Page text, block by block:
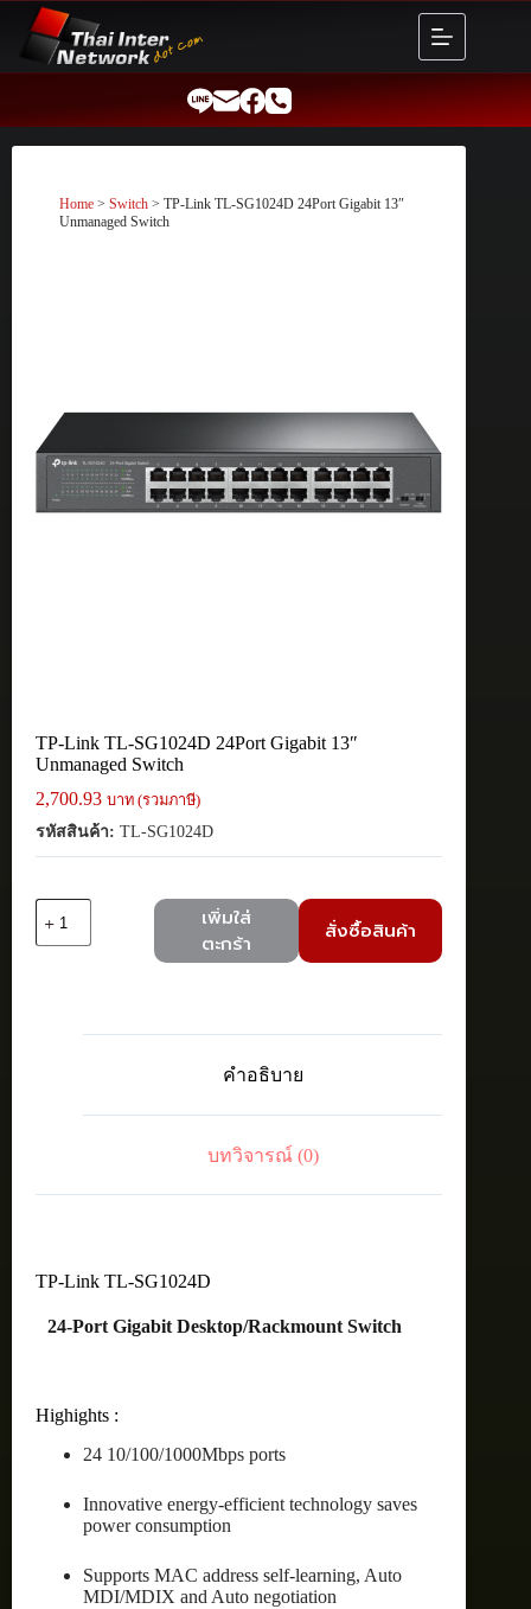
content
Home > Switch > TP-Link TL-SG1024D 24Port Gigabit 13″
Unmanaged Switch
TP-Link TL-SG1024D 24Port Gigabit 13″
Unmanaged Switch
2,700.93 บาท (รวมภาษี)
รหัสสินค้า: TL-SG1024D
TP-
Gigabit
เพิ่มใส่
ตะกร้า
สั่งซื้อสินค้า
คำอธิบาย
บทวิจารณ์ (0)
TP-Link TL-SG1024D
24-Port Gigabit Desktop/Rackmount Switch
Highights :
24 10/100/1000Mbps ports
Innovative energy-efficient technology saves
power consumption
Supports MAC address self-learning, Auto
MDI/MDIX and Auto negotiation